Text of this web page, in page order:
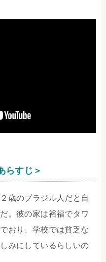
らすじ＞
歳のブラジル人だと自
。彼の家は裕福でタワ
おり、学校では貧乏な
みにしているらしいの